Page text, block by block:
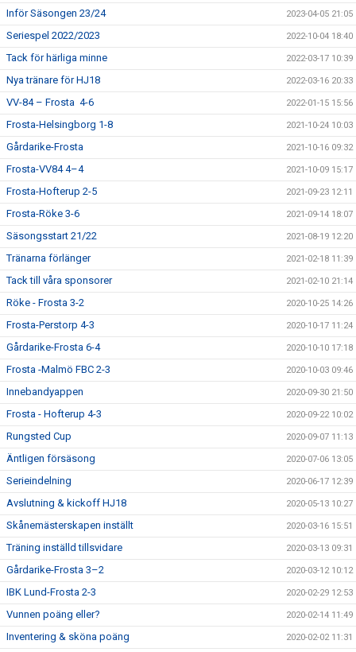
Inför Säsongen 23/24 2023-04-05 21:05
Seriespel 2022/2023 2022-10-04 18:40
Tack för härliga minne 2022-03-17 10:39
Nya tränare för HJ18 2022-03-16 20:33
VV-84 – Frosta 4-6 2022-01-15 15:56
Frosta-Helsingborg 1-8 2021-10-24 10:03
Gårdarike-Frosta 2021-10-16 09:32
Frosta-VV84 4–4 2021-10-09 15:17
Frosta-Hofterup 2-5 2021-09-23 12:11
Frosta-Röke 3-6 2021-09-14 18:07
Säsongsstart 21/22 2021-08-19 12:20
Tränarna förlänger 2021-02-18 11:39
Tack till våra sponsorer 2021-02-10 21:14
Röke - Frosta 3-2 2020-10-25 14:26
Frosta-Perstorp 4-3 2020-10-17 11:24
Gårdarike-Frosta 6-4 2020-10-10 17:18
Frosta -Malmö FBC 2-3 2020-10-03 09:46
Innebandyappen 2020-09-30 21:50
Frosta - Hofterup 4-3 2020-09-22 10:02
Rungsted Cup 2020-09-07 11:13
Äntligen försäsong 2020-07-06 13:05
Serieindelning 2020-06-17 12:39
Avslutning & kickoff HJ18 2020-05-13 10:27
Skånemästerskapen inställt 2020-03-16 15:51
Träning inställd tillsvidare 2020-03-13 09:31
Gårdarike-Frosta 3–2 2020-03-12 10:12
IBK Lund-Frosta 2-3 2020-02-29 12:53
Vunnen poäng eller? 2020-02-14 11:49
Inventering & sköna poäng 2020-02-02 11:31